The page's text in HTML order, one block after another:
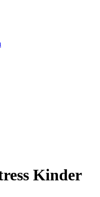
Kinder